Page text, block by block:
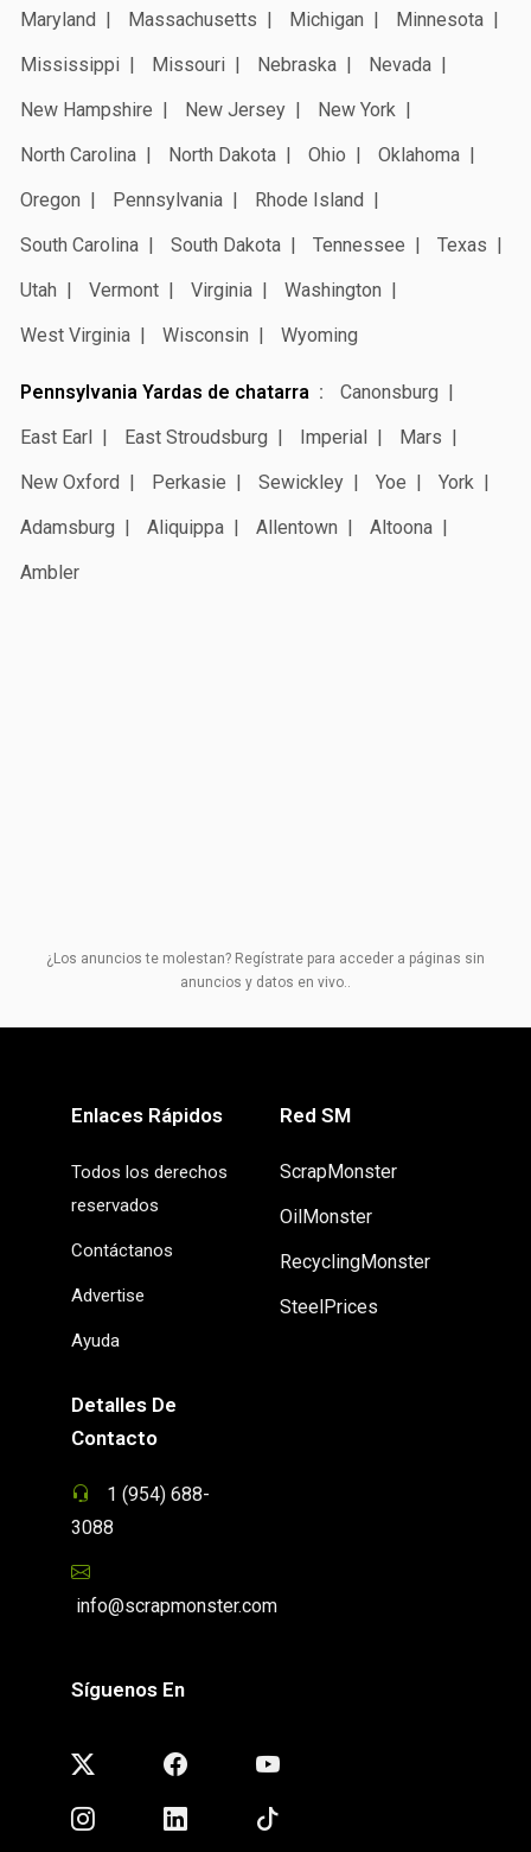
Maryland
Massachusetts Michigan
Minnesota
Mississippi
Missouri Nebraska
Nevada
New Hampshire
New Jersey
New York
North Carolina
North Dakota Ohio
Oklahoma
Oregon
Pennsylvania
Rhode Island
South Carolina
South Dakota Tennessee
Texas
Utah
Vermont Virginia
Washington
West Virginia
Wisconsin Wyoming
Pennsylvania Yardas de chatarra
Canonsburg
East Earl
East Stroudsburg Imperial
Mars
New Oxford
Perkasie Sewickley Yoe
York
Adamsburg
Aliquippa Allentown
Altoona
Ambler
¿Los anuncios te molestan? Regístrate para acceder a páginas sin
anuncios y datos en vivo..
Enlaces Rápidos
Todos los derechos
reservados
Contáctanos
Advertise
Ayuda
Red SM
ScrapMonster
OilMonster
RecyclingMonster
SteelPrices
Detalles De
Contacto
1 (954) 688-
3088
info@scrapmonster.com
Síguenos En